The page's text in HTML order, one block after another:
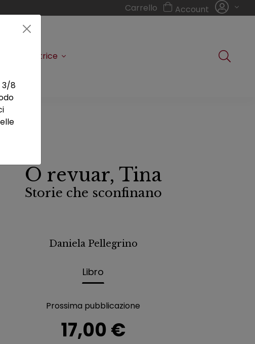
Carrello Account
La casa editrice
O revuar, Tina
Storie che sconfinano
Daniela Pellegrino
Libro
Prossima pubblicazione
17,00 €
3/8